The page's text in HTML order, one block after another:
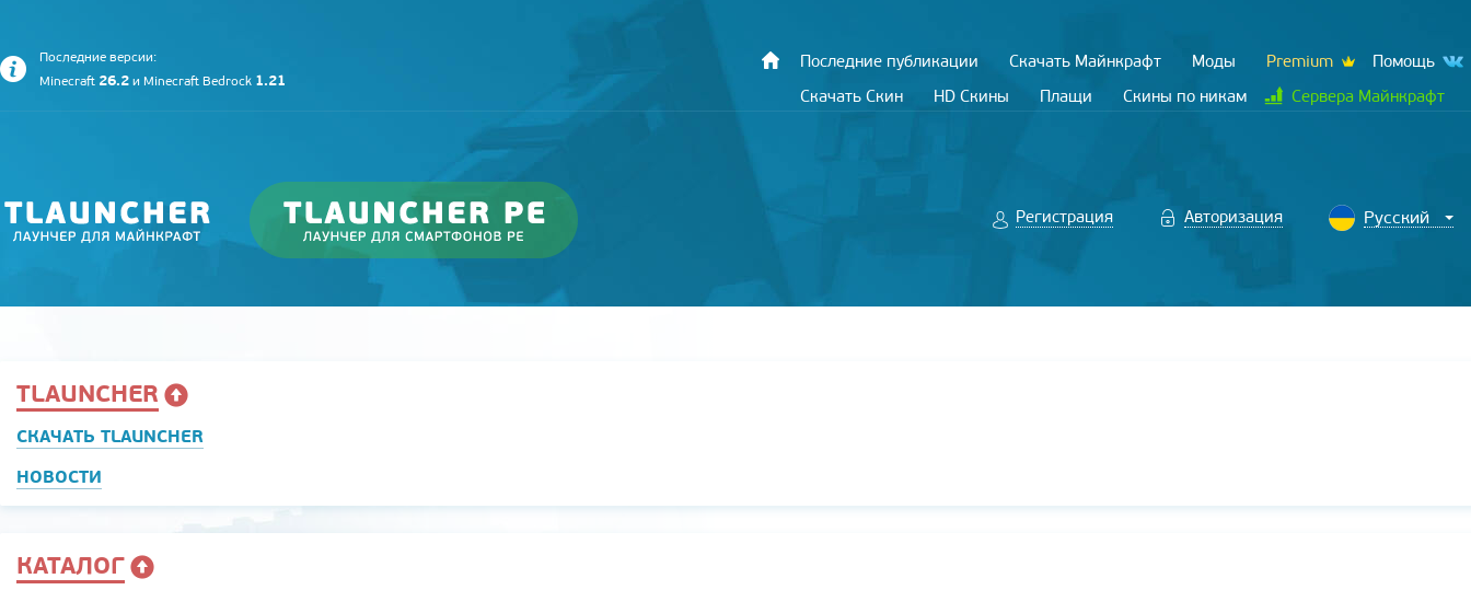
Последние версии:
Minecraft 26.2 и Minecraft Bedrock 1.21
Последние публикации Скачать Майнкрафт Моды Premium
Помощь
Скачать Скин
HD Скины Плащи Скины по никам Сервера Майнкрафт
Регистрация Авторизация
TLAUNCHER
СКАЧАТЬ TLAUNCHER
НОВОСТИ
КАТАЛОГ